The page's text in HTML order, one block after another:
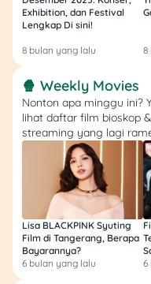
QRIS dan uang
cash.
Kelebihan dan
QRIS dan Elektronik
✅ Kelebihan: Cepat,
efisien, cocok buat
cashless.
❌ Kekurangan Ada
layanan + pajaknya,
kurang cocok buat
transaksi kecil.
Kelebihan dan
Cash
Exhibition, dan Festival
Lengkap Di sini!
8 bulan yang lalu 8
🍿 Weekly Movies
Nonton apa minggu ini?
lihat daftar film bioskop &
streaming yang lagi
Lisa BLACKPINK Syuting
Film di Tangerang, Berapa
Bayarannya?
6 bulan yang lalu
6